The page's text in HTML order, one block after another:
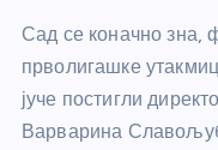
Сад се коначно зна,
прволигашке
јуче постигли
Варварина